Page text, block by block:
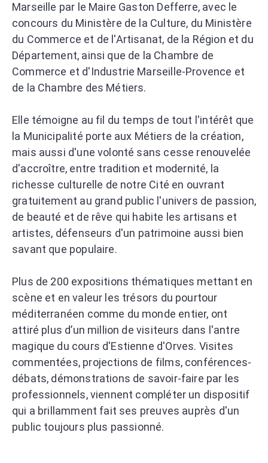
Marseille par le Maire Gaston Defferre, avec le
concours du Ministère de la Culture, du Ministère
du Commerce et de l'Artisanat, de la Région et du
Département, ainsi que de la Chambre de
Commerce et d'Industrie Marseille-Provence et
de la Chambre des Métiers.
Elle témoigne au fil du temps de tout l'intérêt que
la Municipalité porte aux Métiers de la création,
mais aussi d'une volonté sans cesse renouvelée
d'accroître, entre tradition et modernité, la
richesse culturelle de notre Cité en ouvrant
gratuitement au grand public l'univers de passion,
de beauté et de rêve qui habite les artisans et
artistes, défenseurs d'un patrimoine aussi bien
savant que populaire.
Plus de 200 expositions thématiques mettant en
scène et en valeur les trésors du pourtour
méditerranéen comme du monde entier, ont
attiré plus d’un million de visiteurs dans l'antre
magique du cours d'Estienne d'Orves. Visites
commentées, projections de films, conférences-
débats, démonstrations de savoir-faire par les
professionnels, viennent compléter un dispositif
qui a brillamment fait ses preuves auprès d'un
public toujours plus passionné.